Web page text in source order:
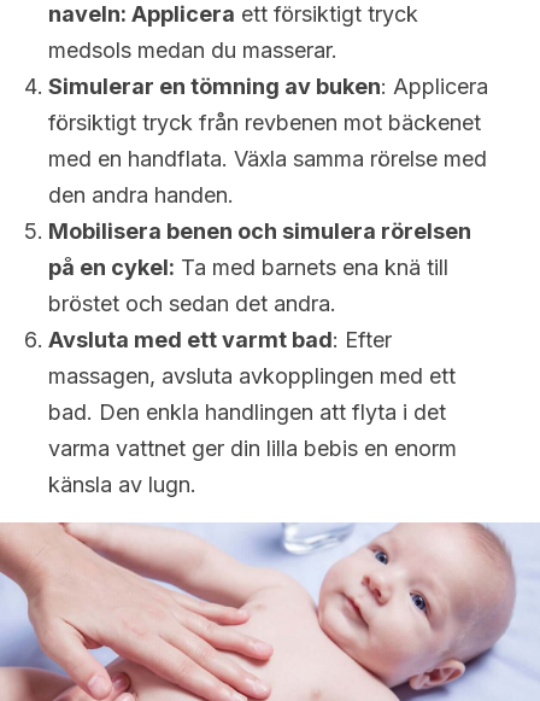
naveln: Applicera ett försiktigt tryck
medsols medan du masserar.
Simulerar en tömning av buken: Applicera
försiktigt tryck från revbenen mot bäckenet
med en handflata. Växla samma rörelse med
den andra handen.
Mobilisera benen och simulera rörelsen
på en cykel: Ta med barnets ena knä till
bröstet och sedan det andra.
Avsluta med ett varmt bad: Efter
massagen, avsluta avkopplingen med ett
bad. Den enkla handlingen att flyta i det
varma vattnet ger din lilla bebis en enorm
känsla av lugn.